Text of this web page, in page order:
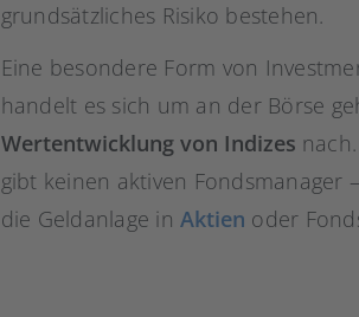
grundsätzliches Risiko bestehen.
Eine besondere Form von
handelt es sich um an der Börse
Wertentwicklung von Indizes
gibt keinen aktiven Fondsmanager
die Geldanlage inAktien oder